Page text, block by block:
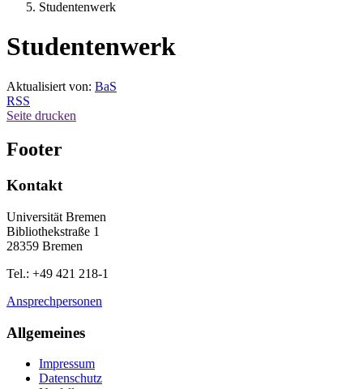
Studentenwerk
Studentenwerk
Aktualisiert von: BaS
RSS
Seite drucken
Footer
Kontakt
Universität Bremen
Bibliothekstraße 1
28359 Bremen
Tel.: +49 421 218-1
Ansprechpersonen
Allgemeines
Impressum
Datenschutz